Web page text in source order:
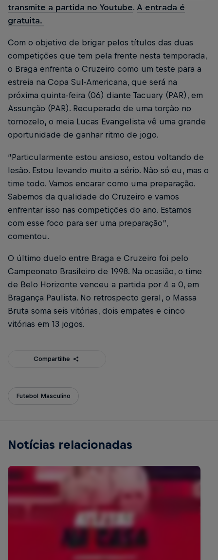
transmite a partida no Youtube. A entrada é
gratuita.
Com o objetivo de brigar pelos títulos das duas
competições que tem pela frente nesta temporada,
o Braga enfrenta o Cruzeiro como um teste para a
estreia na Copa Sul-Americana, que será na
próxima quinta-feira (06) diante Tacuary (PAR), em
Assunção (PAR). Recuperado de uma torção no
tornozelo, o meia Lucas Evangelista vê uma grande
oportunidade de ganhar ritmo de jogo.
“Particularmente estou ansioso, estou voltando de
lesão. Estou levando muito a sério. Não só eu, mas o
time todo. Vamos encarar como uma preparação.
Sabemos da qualidade do Cruzeiro e vamos
enfrentar isso nas competições do ano. Estamos
com esse foco para ser uma preparação”,
comentou.
O último duelo entre Braga e Cruzeiro foi pelo
Campeonato Brasileiro de 1998. Na ocasião, o time
de Belo Horizonte venceu a partida por 4 a 0, em
Bragança Paulista. No retrospecto geral, o Massa
Bruta soma seis vitórias, dois empates e cinco
vitórias em 13 jogos.
Compartilhe
Futebol Masculino
Notícias relacionadas